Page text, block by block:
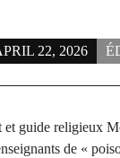
22, 2026
guide religieux
de «